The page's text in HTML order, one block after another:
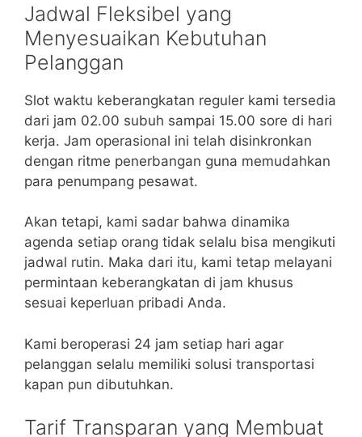
Jadwal Fleksibel yang
Menyesuaikan Kebutuhan
Pelanggan
Slot waktu keberangkatan reguler kami tersedia
dari jam 02.00 subuh sampai 15.00 sore di hari
kerja. Jam operasional ini telah disinkronkan
dengan ritme penerbangan guna memudahkan
para penumpang pesawat.
Akan tetapi, kami sadar bahwa dinamika
agenda setiap orang tidak selalu bisa mengikuti
jadwal rutin. Maka dari itu, kami tetap melayani
permintaan keberangkatan di jam khusus
sesuai keperluan pribadi Anda.
Kami beroperasi 24 jam setiap hari agar
pelanggan selalu memiliki solusi transportasi
kapan pun dibutuhkan.
Tarif Transparan yang Membuat